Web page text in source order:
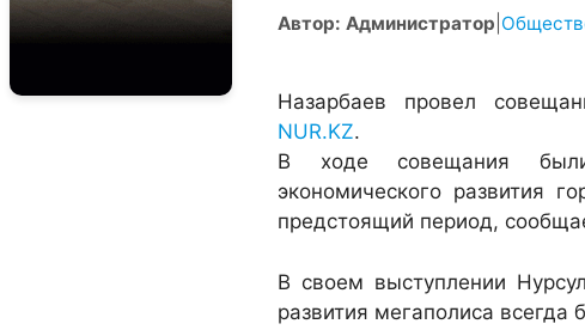
Автор: Администратор
Назарбаев провел
NUR.KZ.
В ходе совещания были
экономического развития
предстоящий период,
В своем выступлении
развития мегаполиса всегда